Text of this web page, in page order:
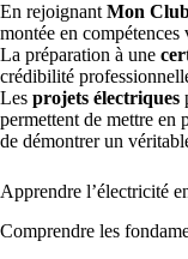
En rejoignantMon
montée en
La préparation à une
crédibilité
Les projets électriques
permettent de mettre en
de démontrer un
Apprendre l’électricité
Comprendre les